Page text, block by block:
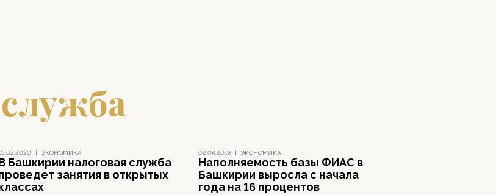
| ЭКОНОМИКА
Башкирии налоговая служба
занятия в открытых
02.04.2019 | ЭКОНОМИКА
Наполняемость базы ФИАС в
Башкирии выросла с начала
года на 16 процентов